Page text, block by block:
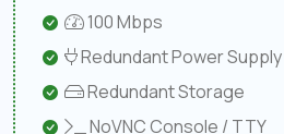
100 Mbps
Redundant Power Supply
Redundant Storage
NoVNC Console / TTY